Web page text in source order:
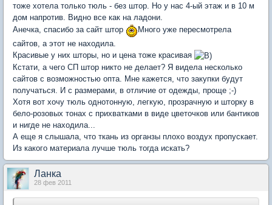
тоже хотела только тюль - без штор. Но у нас 4-ый этаж и в 10 м
дом напротив. Видно все как на ладони.
Анечка, спасибо за сайт штор
Много уже пересмотрела
сайтов, а этот не находила.
Красивые у них шторы, но и цена тоже красивая
Кстати, а чего СП штор никто не делает? Я видела несколько
сайтов с возможностью опта. Мне кажется, что закупки будут
получаться. И с размерами, в отличие от одежды, проще ;-)
Хотя вот хочу тюль однотонную, легкую, прозрачную и шторку в
бело-розовых тонах с прихватками в виде цветочков или бантиков
и нигде не находила...
А еще я слышала, что ткань из органзы плохо воздух пропускает.
Из какого материала лучше тюль тогда искать?
Ланка
28 фев 2011